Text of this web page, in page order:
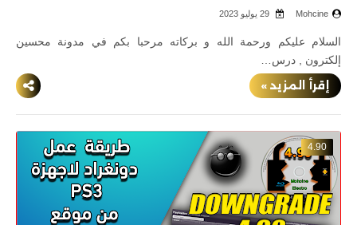
Mohcine
السلام عليكم ورحمة الله و بركاته مرحبا بكم في مدونة محسين
إلكترون , درس…
إقرأ المزيد »
4.90